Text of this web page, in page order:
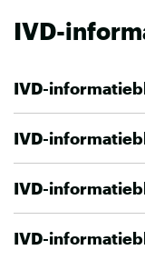
IVD-
IVD-
IVD-
IVD-
IVD-